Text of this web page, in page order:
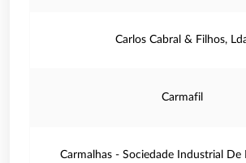
Carlos Cabral & Filhos,
Carmafil
Carmalhas - Sociedade Industrial De